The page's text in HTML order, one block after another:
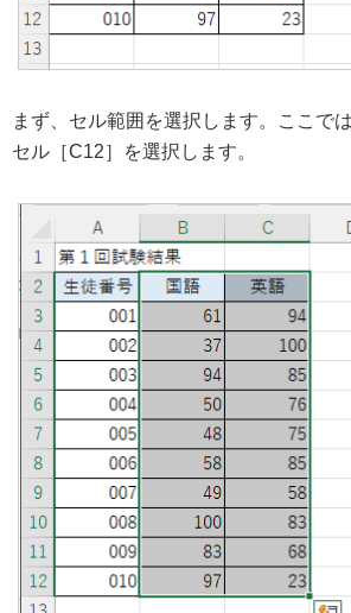
まず、セル範囲を選択します。ここで
セル［C12］を選択します。